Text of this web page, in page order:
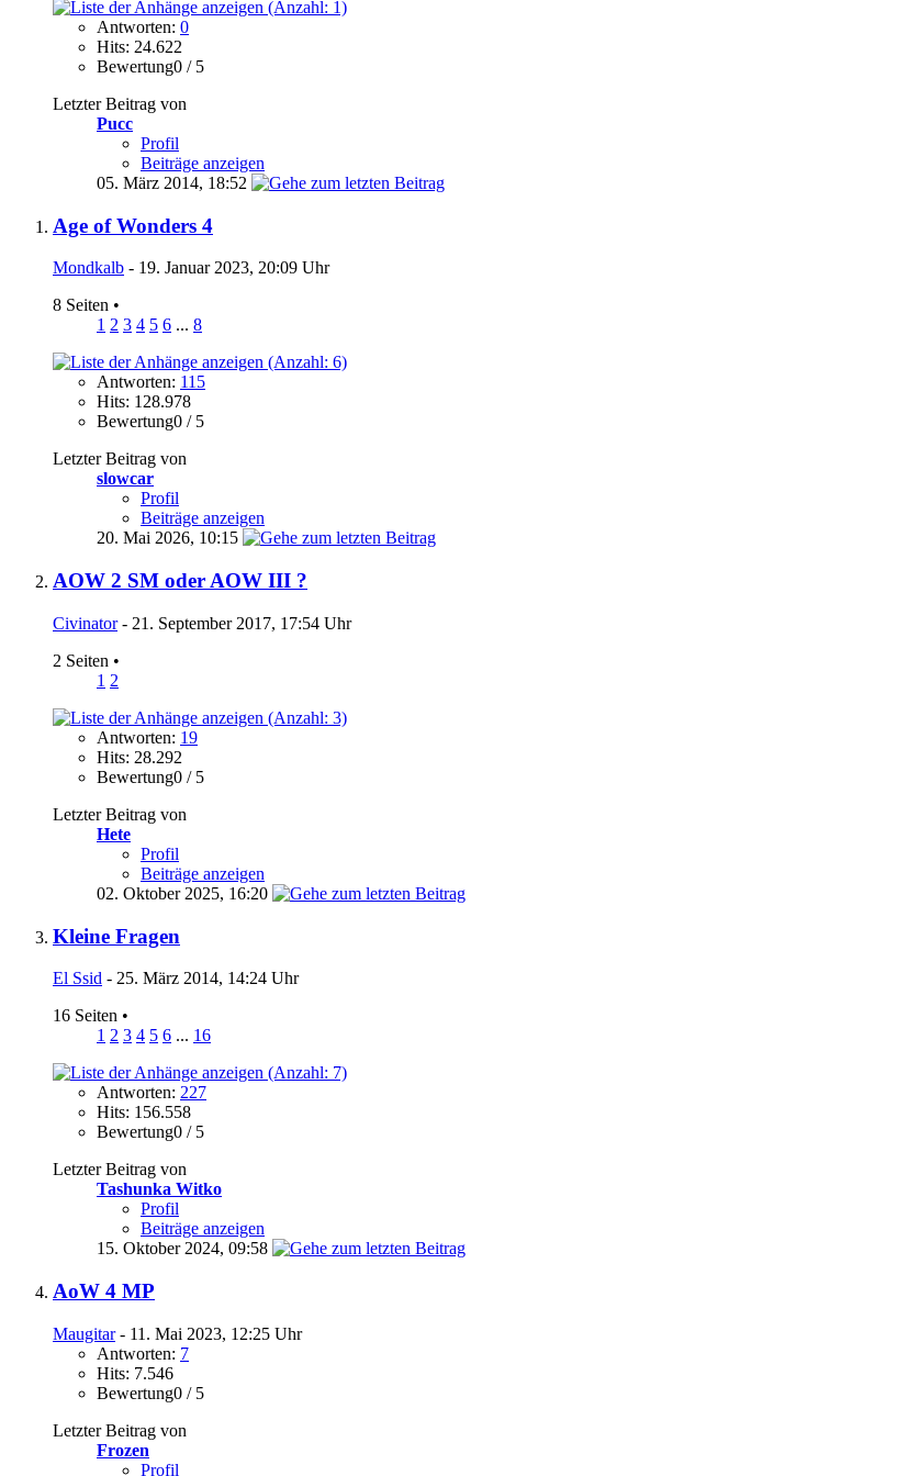
Antworten: 0
Hits: 24.622
Bewertung0 / 5
Letzter Beitrag von
Pucc
Profil
Beiträge anzeigen
05. März 2014, 18:52
Age of Wonders 4
Mondkalb - 19. Januar 2023, 20:09 Uhr
8 Seiten •
1 2 3 4 5 6 ... 8
Antworten: 115
Hits: 128.978
Bewertung0 / 5
Letzter Beitrag von
slowcar
Profil
Beiträge anzeigen
20. Mai 2026, 10:15
AOW 2 SM oder AOW III ?
Civinator- 21. September 2017, 17:54 Uhr
2 Seiten •
1 2
Antworten: 19
Hits: 28.292
Bewertung0 / 5
Letzter Beitrag von
Hete
Profil
Beiträge anzeigen
02. Oktober 2025, 16:20
Kleine Fragen
El Ssid - 25. März 2014, 14:24 Uhr
16 Seiten •
1 2 3 4 5 6 ... 16
Antworten: 227
Hits: 156.558
Bewertung0 / 5
Letzter Beitrag von
Tashunka Witko
Profil
Beiträge anzeigen
15. Oktober 2024, 09:58
AoW 4 MP
Maugitar- 11. Mai 2023, 12:25 Uhr
Antworten: 7
Hits: 7.546
Bewertung0 / 5
Letzter Beitrag von
Frozen
Profil